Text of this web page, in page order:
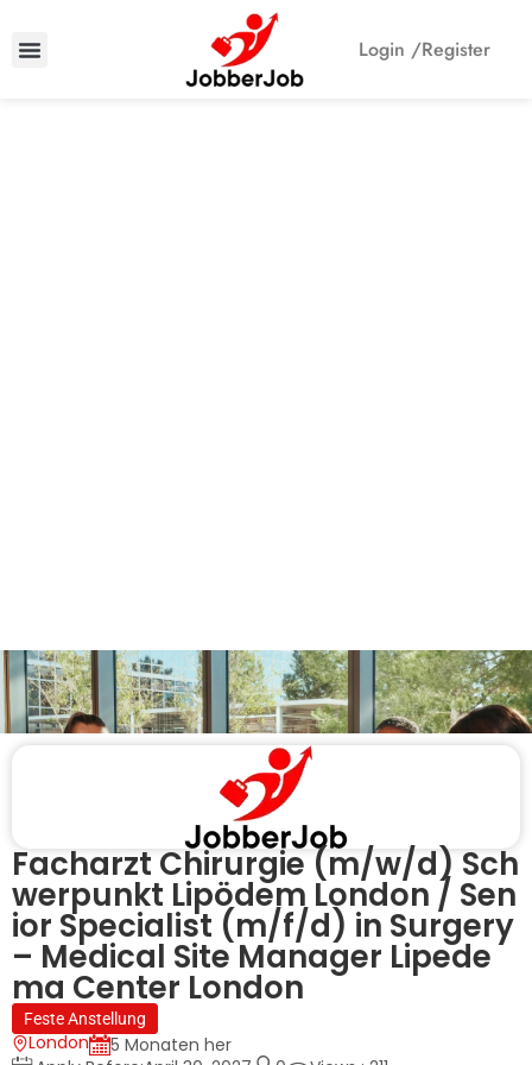
Login /Register
Facharzt Chirurgie (m/w/d) Sch
werpunkt Lipödem London / Sen
ior Specialist (m/f/d) in Surgery
– Medical Site Manager Lipede
ma Center London
Feste Anstellung
London
5 Monaten her